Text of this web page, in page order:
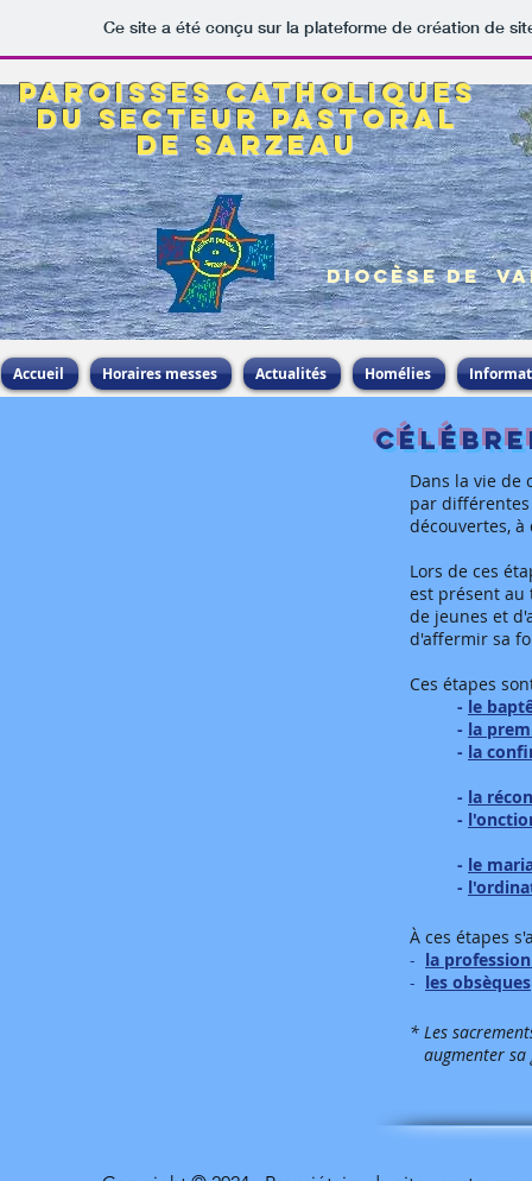
Ce site a été conçu sur la plateforme de création de
Paroisses catholiques
du secteur pastoral
de Sarzeau
Diocèse de
Accueil Horaires messes Actualités Homélies
Dans la vie de
par
découvertes,
Lors de ces
est présent
de jeunes et
d'affermir sa
Ces étapes
- le
- la
- la
- la
-
- le
-
À ces étapes
- la
- les obsèques
* Les
augmenter sa